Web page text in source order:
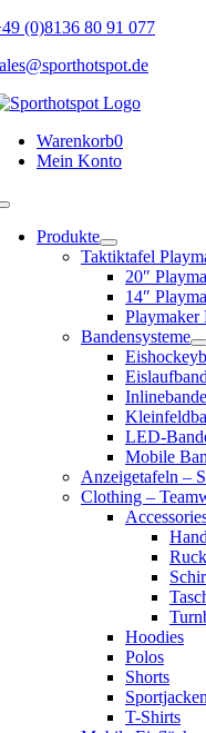
Skip
content
(0)8136 80 91 077
Warenkorb0
Mein Konto
Toggle
NavigationProdukte
Taktiktafel
20″
14″
Bandensysteme
LED-
Mobile
Anzeigetafeln –
Clothing –
Hoodies
Polos
Shorts
Sportjacken
T-Shirts